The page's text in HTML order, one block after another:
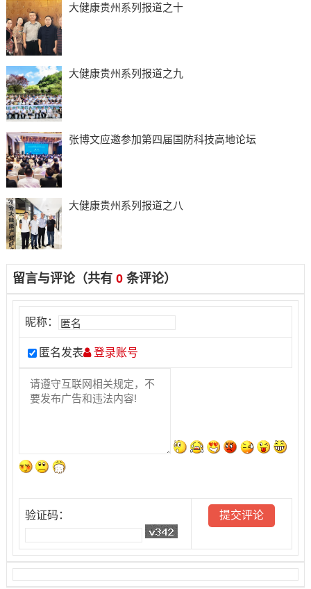
大健康贵州系列报道之十
大健康贵州系列报道之九
张博文应邀参加第四届国防科技高地论坛
大健康贵州系列报道之八
留言与评论（共有 0条评论）
昵称：
匿名发表 登录账号
验证码：